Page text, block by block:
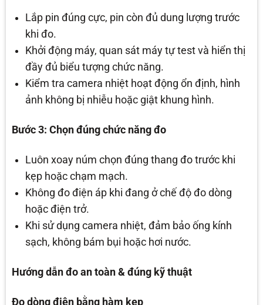
Lắp pin đúng cực, pin còn đủ dung lượng trước
khi đo.
Khởi động máy, quan sát máy tự test và hiển thị
đầy đủ biểu tượng chức năng.
Kiểm tra camera nhiệt hoạt động ổn định, hình
ảnh không bị nhiễu hoặc giật khung hình.
Bước 3: Chọn đúng chức năng đo
Luôn xoay núm chọn đúng thang đo trước khi
kẹp hoặc chạm mạch.
Không đo điện áp khi đang ở chế độ đo dòng
hoặc điện trở.
Khi sử dụng camera nhiệt, đảm bảo ống kính
sạch, không bám bụi hoặc hơi nước.
Hướng dẫn đo an toàn & đúng kỹ thuật
Đo dòng điện bằng hàm kẹp